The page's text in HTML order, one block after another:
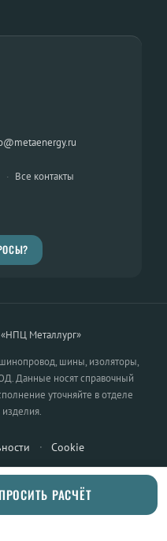
· Все контакты
Металлург»
шины, изоляторы,
Данные носят справочный
уточняйте в отделе
· Cookie
РАСЧЁТ